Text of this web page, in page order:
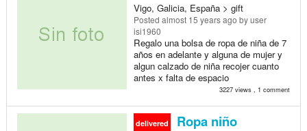
Vigo, Galicia, España > gift
Posted almost 15 years ago by user
isi1960
Regalo una bolsa de ropa de niña de 7
años en adelante y alguna de mujer y
algun calzado de niña recojer cuanto
antes x falta de espacio
3227 views , 1 comment
delivered Ropa niño